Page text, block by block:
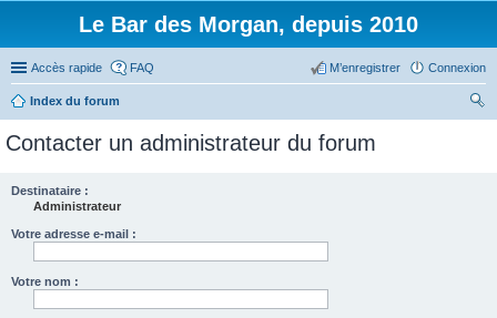
Le Bar des Morgan, depuis 2010
Accès rapide FAQ Connexion
M’enregistrer
Index du forum
Contacter un administrateur du forum
Destinataire :
Administrateur
Votre adresse e-mail :
Votre nom :